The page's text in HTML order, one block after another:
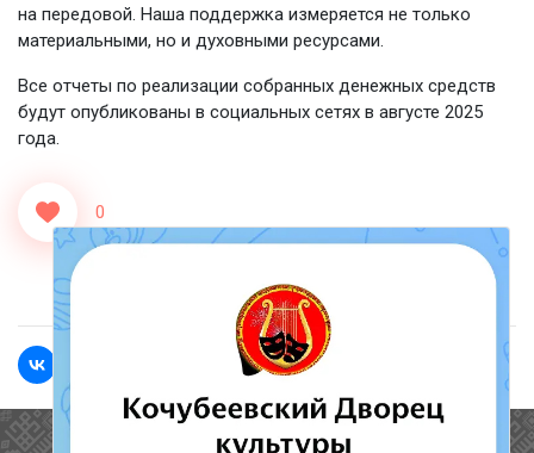
на передовой. Наша поддержка измеряется не только
материальными, но и духовными ресурсами.
Все отчеты по реализации собранных денежных средств
будут опубликованы в социальных сетях в августе 2025
года.
0
Полезные ссылки